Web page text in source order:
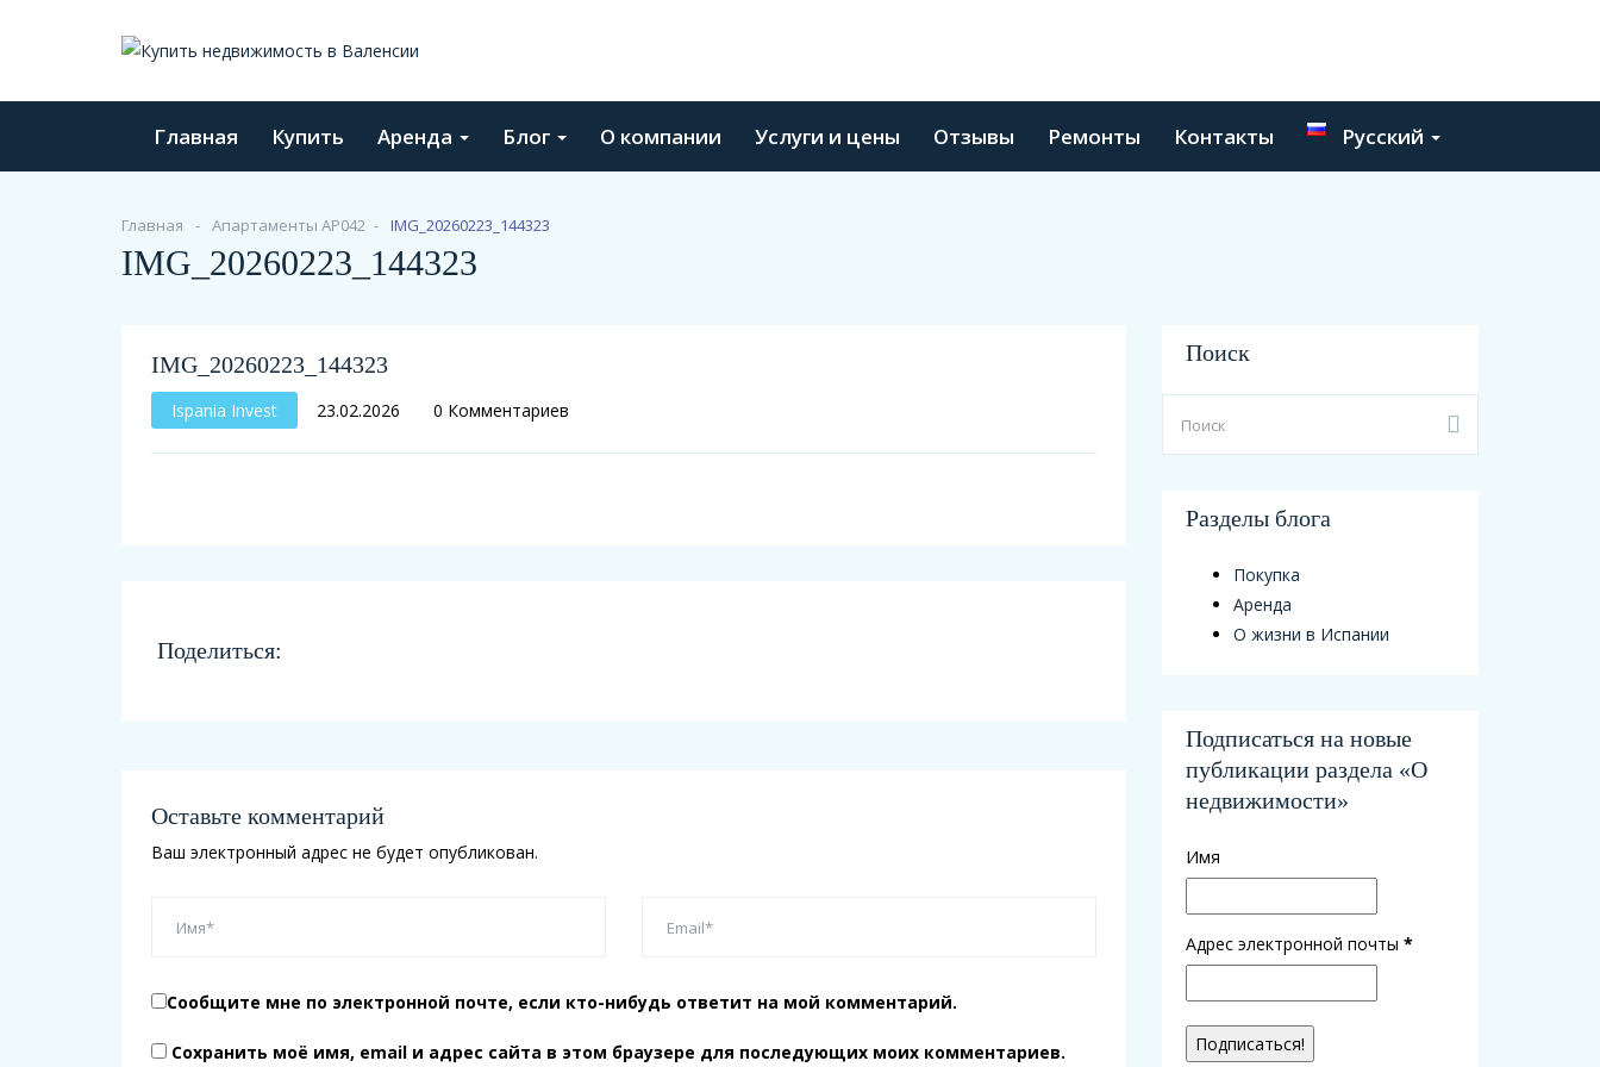
Главная Купить Аренда Блог О компании Услуги и цены Отзывы Ремонты Контакты Русский
Главная Апартаменты AP042 IMG_20260223_144323
IMG_20260223_144323
IMG_20260223_144323
Ispania Invest 23.02.2026 0 Комментариев
Поделиться:
Оставьте комментарий
Ваш электронный адрес не будет опубликован.
Сообщите мне по электронной почте, если кто-нибудь ответит на мой комментарий.
Сохранить моё имя, email и адрес сайта в этом браузере для последующих моих комментариев.
Поиск
Разделы блога
Покупка
Аренда
О жизни в Испании
Подписаться на новые
публикации раздела «О
недвижимости»
Имя
Адрес электронной почты *